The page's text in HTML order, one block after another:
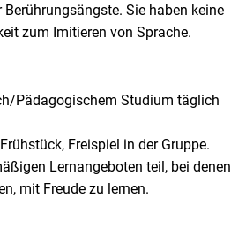
Sie haben keine
zum Imitieren von Sprache.
Pädagogischem Studium täglich
Freispiel in der Gruppe.
Lernangeboten teil, bei denen
mit Freude zu lernen.